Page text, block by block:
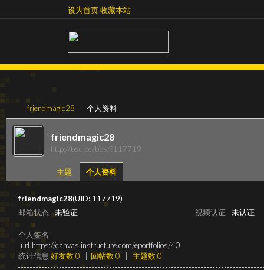
收藏本站设为首页收藏本站
›
friendmagic28 个人资料
friendmagic28
http://bsq.cc/bbs/?117719
主题 个人资料
friendmagic28(UID: 117719)
邮箱状态
未验证 视频认证 未认证
个人签名
[url]https://canvas.instructure.com/eportfolios/40
统计信息 好友数 0 回帖数 0 主题数 0